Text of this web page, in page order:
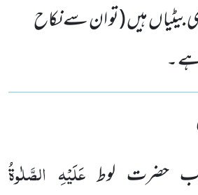
بیٹیاں ہیں (تو ان سے نکاح
ہے ۔
حضرت لوطعَلَیْہِ الصَّلٰوۃُ